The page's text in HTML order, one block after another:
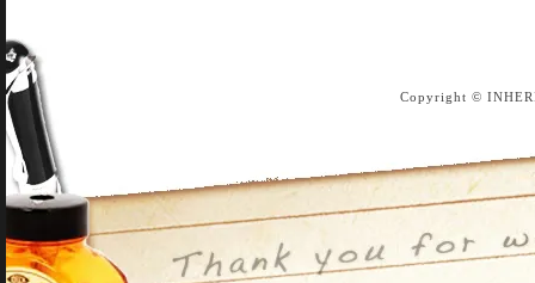
Copyright ©